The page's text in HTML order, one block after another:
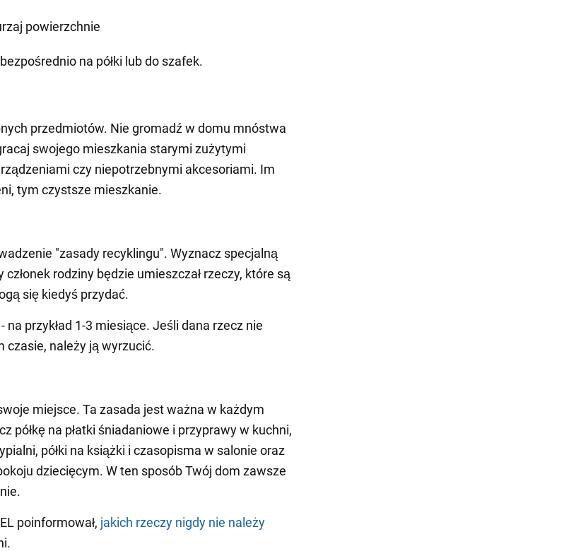
powierzchnie
na półki lub do szafek.
przedmiotów. Nie gromadź w domu mnóstwa
swojego mieszkania starymi zużytymi
czy niepotrzebnymi akcesoriami. Im
tym czystsze mieszkanie.
"zasady recyklingu". Wyznacz specjalną
rodziny będzie umieszczał rzeczy, które są
się kiedyś przydać.
na przykład 1-3 miesiące. Jeśli dana rzecz nie
czasie, należy ją wyrzucić.
miejsce. Ta zasada jest ważna w każdym
półkę na płatki śniadaniowe i przyprawy w kuchni,
półki na książki i czasopisma w salonie oraz
dziecięcym. W ten sposób Twój dom zawsze
poinformował, jakich rzeczy nigdy nie należy